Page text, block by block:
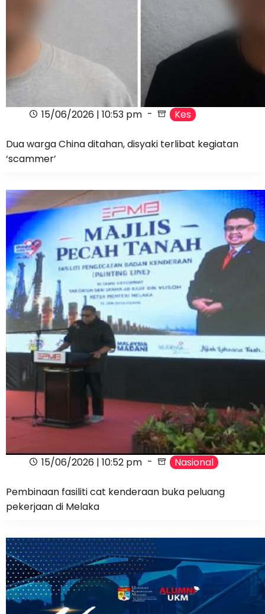
15/06/2026 | 10:53 pm Kes
Dua warga China ditahan, disyaki terlibat kegiatan
‘scammer’
15/06/2026 | 10:52 pm Nasional
Pembinaan fasiliti cat kenderaan buka peluang
pekerjaan di Melaka